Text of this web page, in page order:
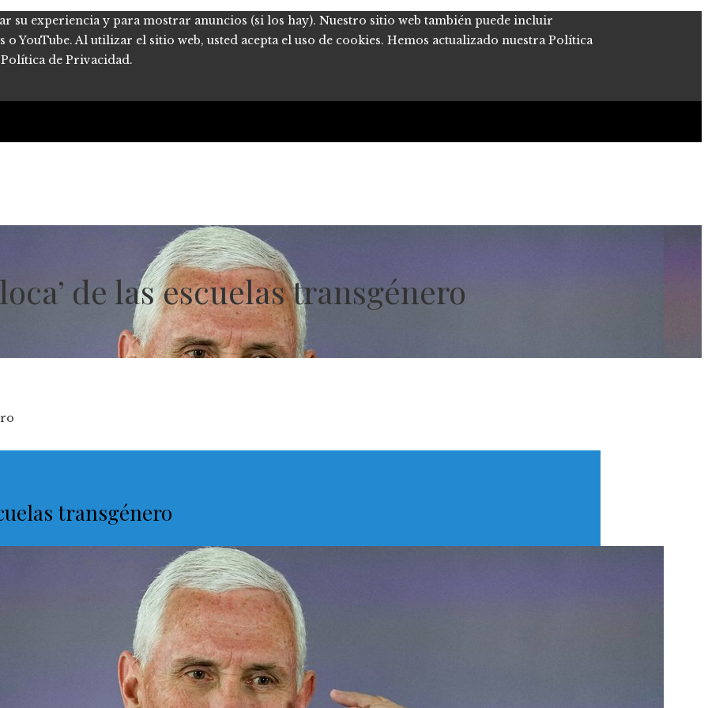
su experiencia y para mostrar anuncios (si los hay). Nuestro sitio web también puede incluir
YouTube. Al utilizar el sitio web, usted acepta el uso de cookies. Hemos actualizado nuestra Política
de Privacidad.
de las escuelas transgénero
transgénero